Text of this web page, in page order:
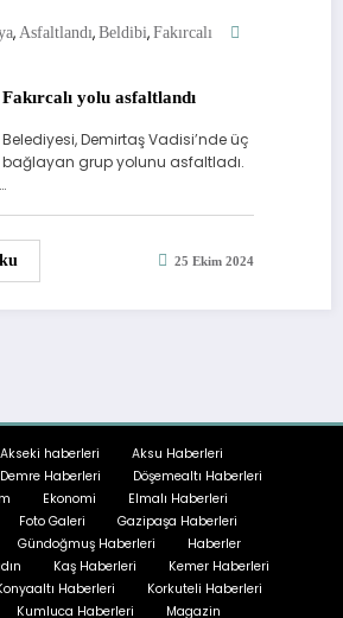
, Asfaltlandı, Beldibi, Fakırcalı
yolu asfaltlandı
Demirtaş Vadisi’nde üç
grup yolunu asfaltladı.
25 Ekim 2024
Akseki haberleri
Aksu Haberleri
Demre Haberleri
Döşemealtı Haberleri
Ekonomi
Elmalı Haberleri
Foto Galeri
Gazipaşa Haberleri
Gündoğmuş Haberleri
Haberler
Kaş Haberleri
Kemer Haberleri
Haberleri
Korkuteli Haberleri
Kumluca Haberleri Magazin